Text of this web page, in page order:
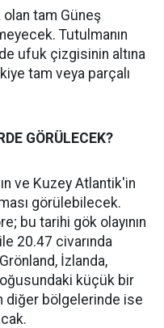
tam Güneş
Tutulmanın
ufuk çizgisinin altına
tam veya parçalı
GÖRÜLECEK?
ve Kuzey Atlantik'in
görülebilecek.
bu tarihi gök olayının
20.47 civarında
İzlanda,
küçük bir
diğer bölgelerinde ise